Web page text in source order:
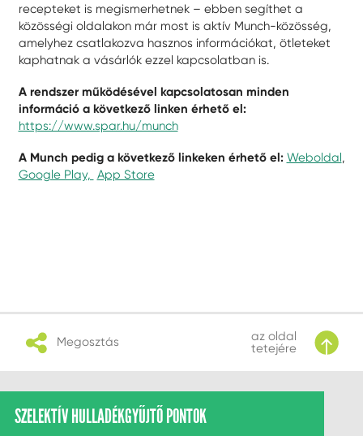
recepteket is megismerhetnek – ebben segíthet a
közösségi oldalakon már most is aktív Munch-közösség,
amelyhez csatlakozva hasznos információkat, ötleteket
kaphatnak a vásárlók ezzel kapcsolatban is.
A rendszer működésével kapcsolatosan minden
információ a következő linken érhető el:
https://www.spar.hu/munch
A Munch pedig a következő linkeken érhető el: Weboldal,
Google Play, App Store
Megosztás
az oldal
tetejére
SZELEKTÍV HULLADÉKGYŰJTŐ PONTOK